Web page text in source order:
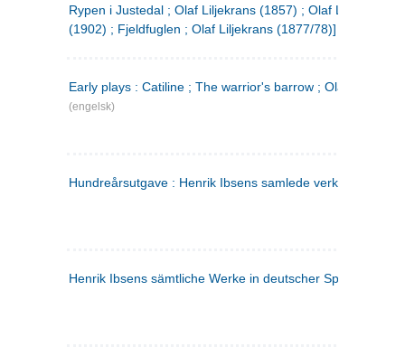
Rypen i Justedal ; Olaf Liljekrans (1857) ; Olaf Liljekrans
(1902) ; Fjeldfuglen ; Olaf Liljekrans (1877/78)]
Early plays : Catiline ; The warrior's barrow ; Olaf Liljekrans
(engelsk)
Hundreårsutgave : Henrik Ibsens samlede verker. 3
Henrik Ibsens sämtliche Werke in deutscher Sprache. 2